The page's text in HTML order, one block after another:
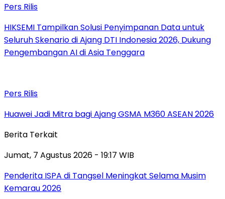
Pers Rilis
HIKSEMI Tampilkan Solusi Penyimpanan Data untuk
Seluruh Skenario di Ajang DTI Indonesia 2026, Dukung
Pengembangan AI di Asia Tenggara
Pers Rilis
Huawei Jadi Mitra bagi Ajang GSMA M360 ASEAN 2026
Berita Terkait
Jumat, 7 Agustus 2026 - 19:17 WIB
Penderita ISPA di Tangsel Meningkat Selama Musim
Kemarau 2026